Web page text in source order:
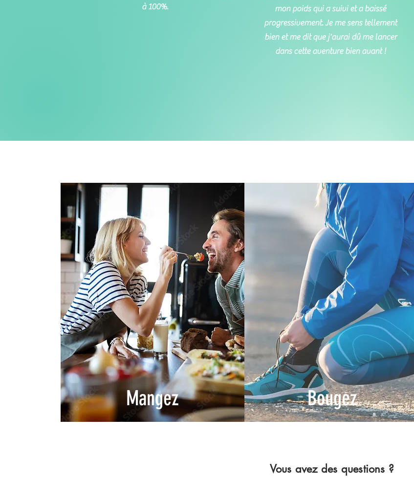
à 100%.
mon poids qui a suivi et a baissé
progressivement. Je me sens tellement
bien et me dit que j'aurai dû me lancer
dans cette aventure bien avant !
Mangez Bougez
Vous avez des questions ?